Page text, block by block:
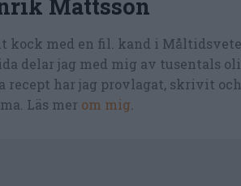
Mattsson
kock med en fil. kand i
delar jag med mig av tusentals
recept har jag provlagat, skrivit
Läs mer om mig.